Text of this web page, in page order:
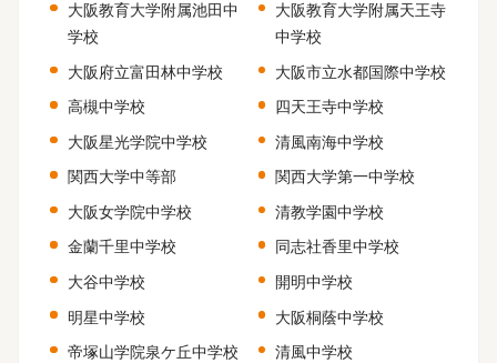
大阪教育大学附属池田中
学校
大阪教育大学附属天王寺
中学校
大阪府立富田林中学校
大阪市立水都国際中学校
高槻中学校
四天王寺中学校
大阪星光学院中学校
清風南海中学校
関西大学中等部
関西大学第一中学校
大阪女学院中学校
清教学園中学校
金蘭千里中学校
同志社香里中学校
大谷中学校
開明中学校
明星中学校
大阪桐蔭中学校
帝塚山学院泉ケ丘中学校
清風中学校